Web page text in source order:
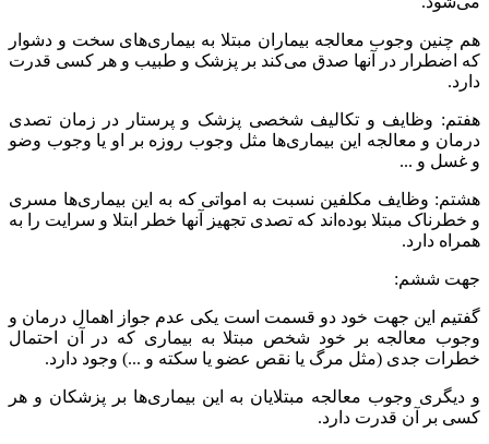
هم چنین وجوب معالجه بیماران مبتلا به بیماری‌های سخت و دشوار
که اضطرار در آنها صدق می‌کند بر پزشک و طبیب و هر کسی قدرت
دارد.
هفتم: وظایف و تکالیف شخصی پزشک و پرستار در زمان تصدی
درمان و معالجه این بیماری‌ها مثل وجوب روزه بر او یا وجوب وضو
و غسل و ...
هشتم: وظایف مکلفین نسبت به امواتی که به این بیماری‌ها مسری
و خطرناک مبتلا بوده‌اند که تصدی تجهیز آنها خطر ابتلا و سرایت را به
همراه دارد.
جهت ششم:
گفتیم این جهت خود دو قسمت است یکی عدم جواز اهمال درمان و
وجوب معالجه بر خود شخص مبتلا به بیماری که در آن احتمال
خطرات جدی (مثل مرگ یا نقص عضو یا سکته و ...) وجود دارد.
و دیگری وجوب معالجه مبتلایان به این بیماری‌ها بر پزشکان و هر
کسی بر آن قدرت دارد.